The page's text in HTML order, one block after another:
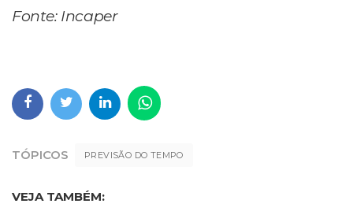
Fonte: Incaper
TÓPICOS PREVISÃO DO TEMPO
VEJA TAMBÉM: